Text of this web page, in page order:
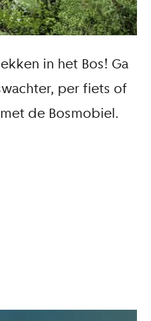
in het Bos! Ga
per fiets of
de Bosmobiel.